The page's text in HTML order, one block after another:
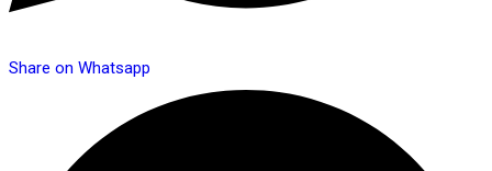
Share on Whatsapp